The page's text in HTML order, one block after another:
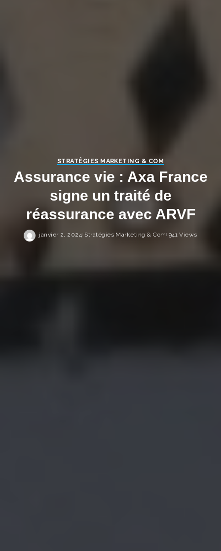
STRATÉGIES MARKETING & COM
Assurance vie : Axa France
signe un traité de
réassurance avec ARVF
janvier 2, 2024 Stratégies Marketing & Com 941 Views